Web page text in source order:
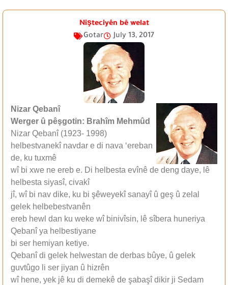
Nişteciyên bê welat
Gotar
July 13, 2017
Nizar Qebanî
Werger û pêşgotin: Brahîm Mehmûd
Nizar Qebanî (1923- 1998)
helbestvanekî navdar e di nava ‘ereban
de, ku tuxmê
wî bi xwe ne ereb e. Di helbesta evînê de deng daye, lê
helbesta siyasî, civakî
jî, wî bi nav dike, ku bi şêweyekî sanayî û geş û zelal
gelek helbebestvanên
ereb hewl dan ku weke wî binivîsin, lê sîbera huneriya
Qebanî ya helbestiyane
bi ser hemiyan ketiye.
Qebanî di gelek helwestan de derbas bûye, û gelek
guvtûgo li ser jiyan û hizrên
wî hene, yek jê ku di demekê de şabaşî dikir ji Sedam